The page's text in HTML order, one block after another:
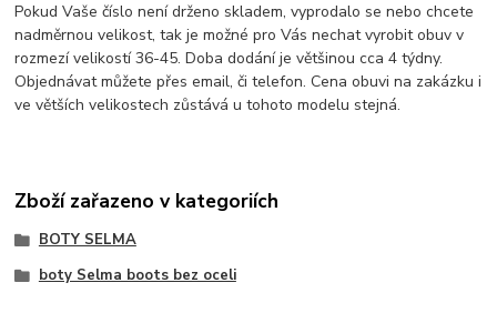
Pokud Vaše číslo není drženo skladem, vyprodalo se nebo chcete
nadměrnou velikost, tak je možné pro Vás nechat vyrobit obuv v
rozmezí velikostí 36-45. Doba dodání je většinou cca 4 týdny.
Objednávat můžete přes email, či telefon. Cena obuvi na zakázku i
ve větších velikostech zůstává u tohoto modelu stejná.
Zboží zařazeno v kategoriích
BOTY SELMA
boty Selma boots bez oceli